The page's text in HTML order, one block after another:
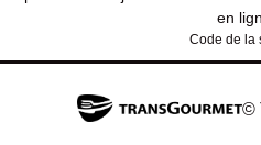
en
Code de la
©